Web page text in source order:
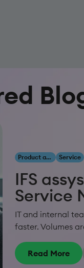
Product and Innovation Service
IFS
Service
IT and internal
faster. Volumes
Read More